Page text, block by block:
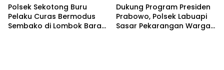
Polsek Sekotong Buru
Pelaku Curas Bermodus
Sembako di Lombok Barat,
Dukung Program Presiden
Prabowo, Polsek Labuapi
Sasar Pekarangan Warga